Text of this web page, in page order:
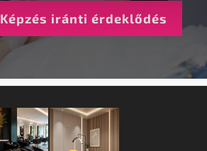
Képzés iránti érdeklődés